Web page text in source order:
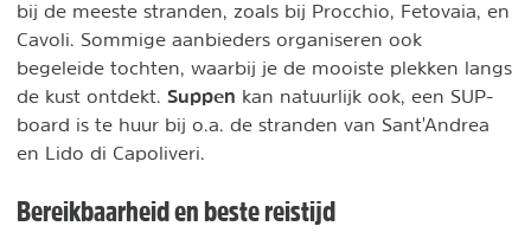
bij de meeste stranden, zoals bij Procchio, Fetovaia, en
Cavoli. Sommige aanbieders organiseren ook
begeleide tochten, waarbij je de mooiste plekken langs
de kust ontdekt. Suppen kan natuurlijk ook, een SUP-
board is te huur bij o.a. de stranden van Sant'Andrea
en Lido di Capoliveri.
Bereikbaarheid en beste reistijd